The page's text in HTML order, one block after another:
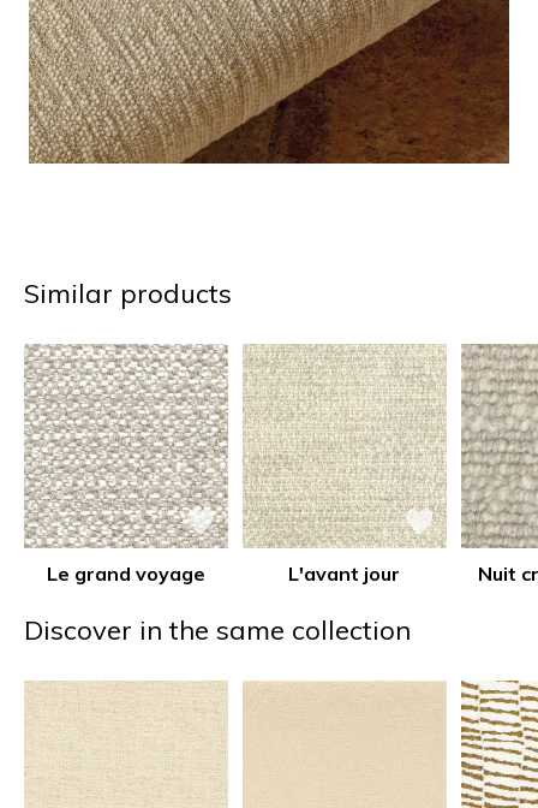
Similar products
Le grand voyage L'avant jour Nuit
Discover in the same collection